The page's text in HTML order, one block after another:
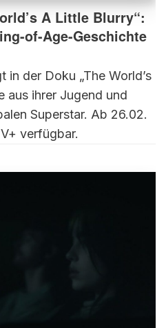
A Little Blurry“:
of-Age-Geschichte
in der Doku „The World’s
aus ihrer Jugend und
Superstar. Ab 26.02.
verfügbar.